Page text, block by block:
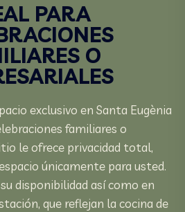
PARA
O
exclusivo en Santa Eugènia
familiares o
le ofrece privacidad total,
únicamente para usted.
disponibilidad así como en
que reflejan la cocina de